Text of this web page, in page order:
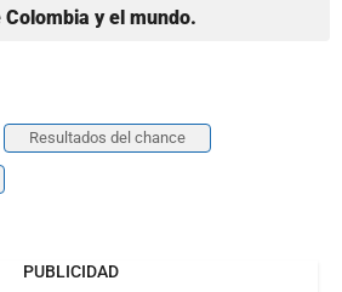
y el mundo.
Resultados del chance
PUBLICIDAD